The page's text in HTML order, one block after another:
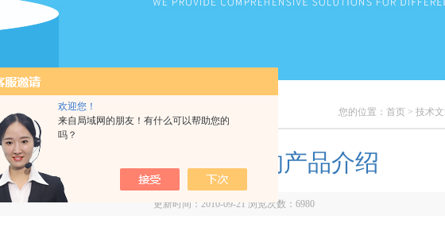
欢迎您！
来自局域网的朋友！有什么可以帮助您的
吗？
您的位置： 首页 > 技术
KZ-1颗粒计数器的产品介绍
更新时间：2010-09-21 浏览次数： 6980